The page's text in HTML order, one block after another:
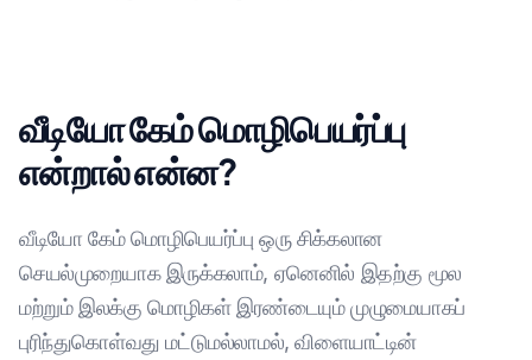
வீடியோ கேம் மொழிபெயர்ப்பு
என்றால் என்ன?
வீடியோ கேம் மொழிபெயர்ப்பு ஒரு சிக்கலான
செயல்முறையாக இருக்கலாம், ஏனெனில் இதற்கு மூல
மற்றும் இலக்கு மொழிகள் இரண்டையும் முழுமையாகப்
புரிந்துகொள்வது மட்டுமல்லாமல், விளையாட்டின்